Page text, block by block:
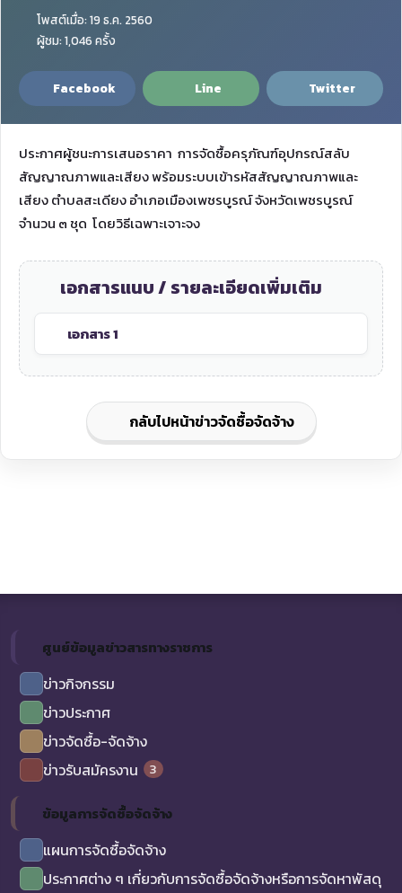
โพสต์เมื่อ: 19 ธ.ค. 2560
ผู้ชม: 1,046 ครั้ง
Facebook Line Twitter
ประกาศผู้ชนะการเสนอราคา การจัดซื้อครุภัณฑ์อุปกรณ์สลับ
สัญญาณภาพและเสียง พร้อมระบบเข้ารหัสสัญญาณภาพและ
เสียง ตำบลสะเดียง อำเภอเมืองเพชรบูรณ์ จังหวัดเพชรบูรณ์
จำนวน ๓ ชุด โดยวิธีเฉพาะเจาะจง
เอกสารแนบ / รายละเอียดเพิ่มเติม
เอกสาร 1
กลับไปหน้าข่าวจัดซื้อจัดจ้าง
ศูนย์ข้อมูลข่าวสารทางราชการ
ข่าวกิจกรรม
ข่าวประกาศ
ข่าวจัดซื้อ-จัดจ้าง
ข่าวรับสมัครงาน
3
ข้อมูลการจัดซื้อจัดจ้าง
แผนการจัดซื้อจัดจ้าง
ประกาศต่าง ๆ เกี่ยวกับการจัดซื้อจัดจ้างหรือการจัดหาพัสดุ